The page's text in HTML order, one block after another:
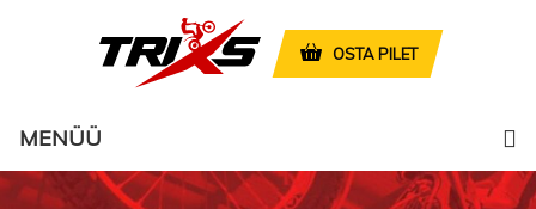
OSTA PILET
MENÜÜ